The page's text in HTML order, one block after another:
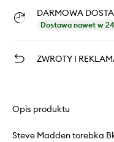
DARMOWA
Dostawa nawet w
ZWROTY I
Opis produktu
Steve Madden torebka